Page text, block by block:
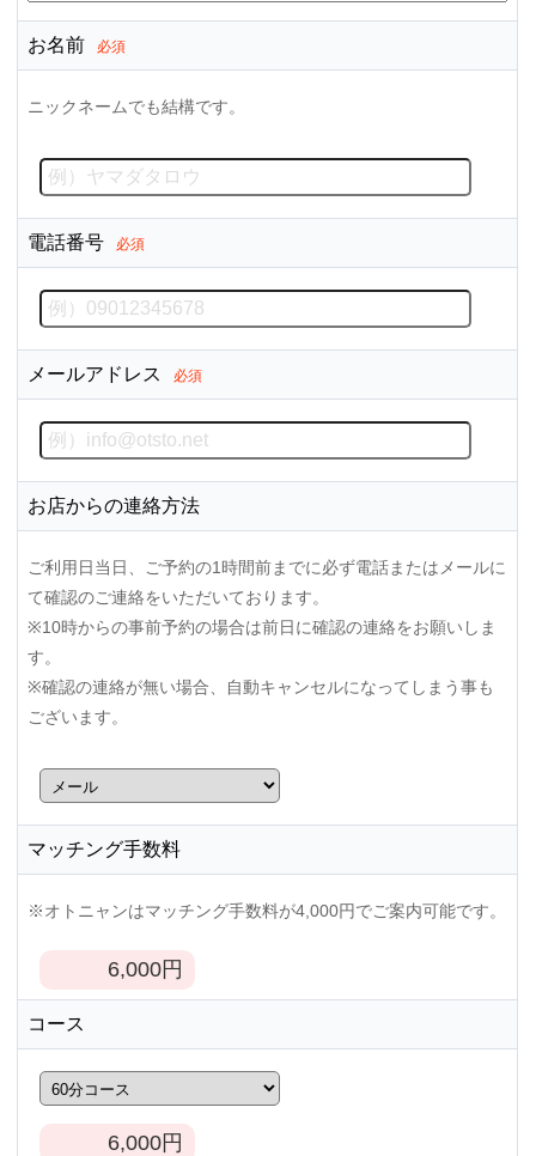
お名前 必須
ニックネームでも結構です。
電話番号 必須
メールアドレス 必須
お店からの連絡方法
ご利用日当日、ご予約の1時間前までに必ず電話またはメールに
て確認のご連絡をいただいております。
※10時からの事前予約の場合は前日に確認の連絡をお願いしま
す。
※確認の連絡が無い場合、自動キャンセルになってしまう事も
ございます。
マッチング手数料
※オトニャンはマッチング手数料が4,000円でご案内可能です。
6,000円
コース
6,000円